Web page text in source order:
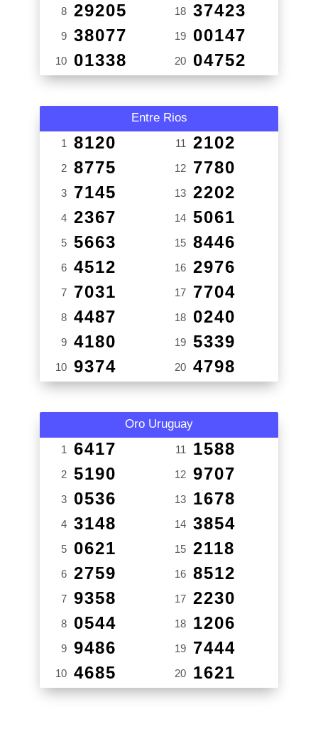
8 29205
9 38077
10 01338
18 37423
19 00147
20 04752
Entre Rios
1 8120
2 8775
3 7145
4 2367
5 5663
6 4512
7 7031
8 4487
9 4180
10 9374
11 2102
12 7780
13 2202
14 5061
15 8446
16 2976
17 7704
18 0240
19 5339
20 4798
Oro Uruguay
1 6417
2 5190
3 0536
4 3148
5 0621
6 2759
7 9358
8 0544
9 9486
10 4685
11 1588
12 9707
13 1678
14 3854
15 2118
16 8512
17 2230
18 1206
19 7444
20 1621